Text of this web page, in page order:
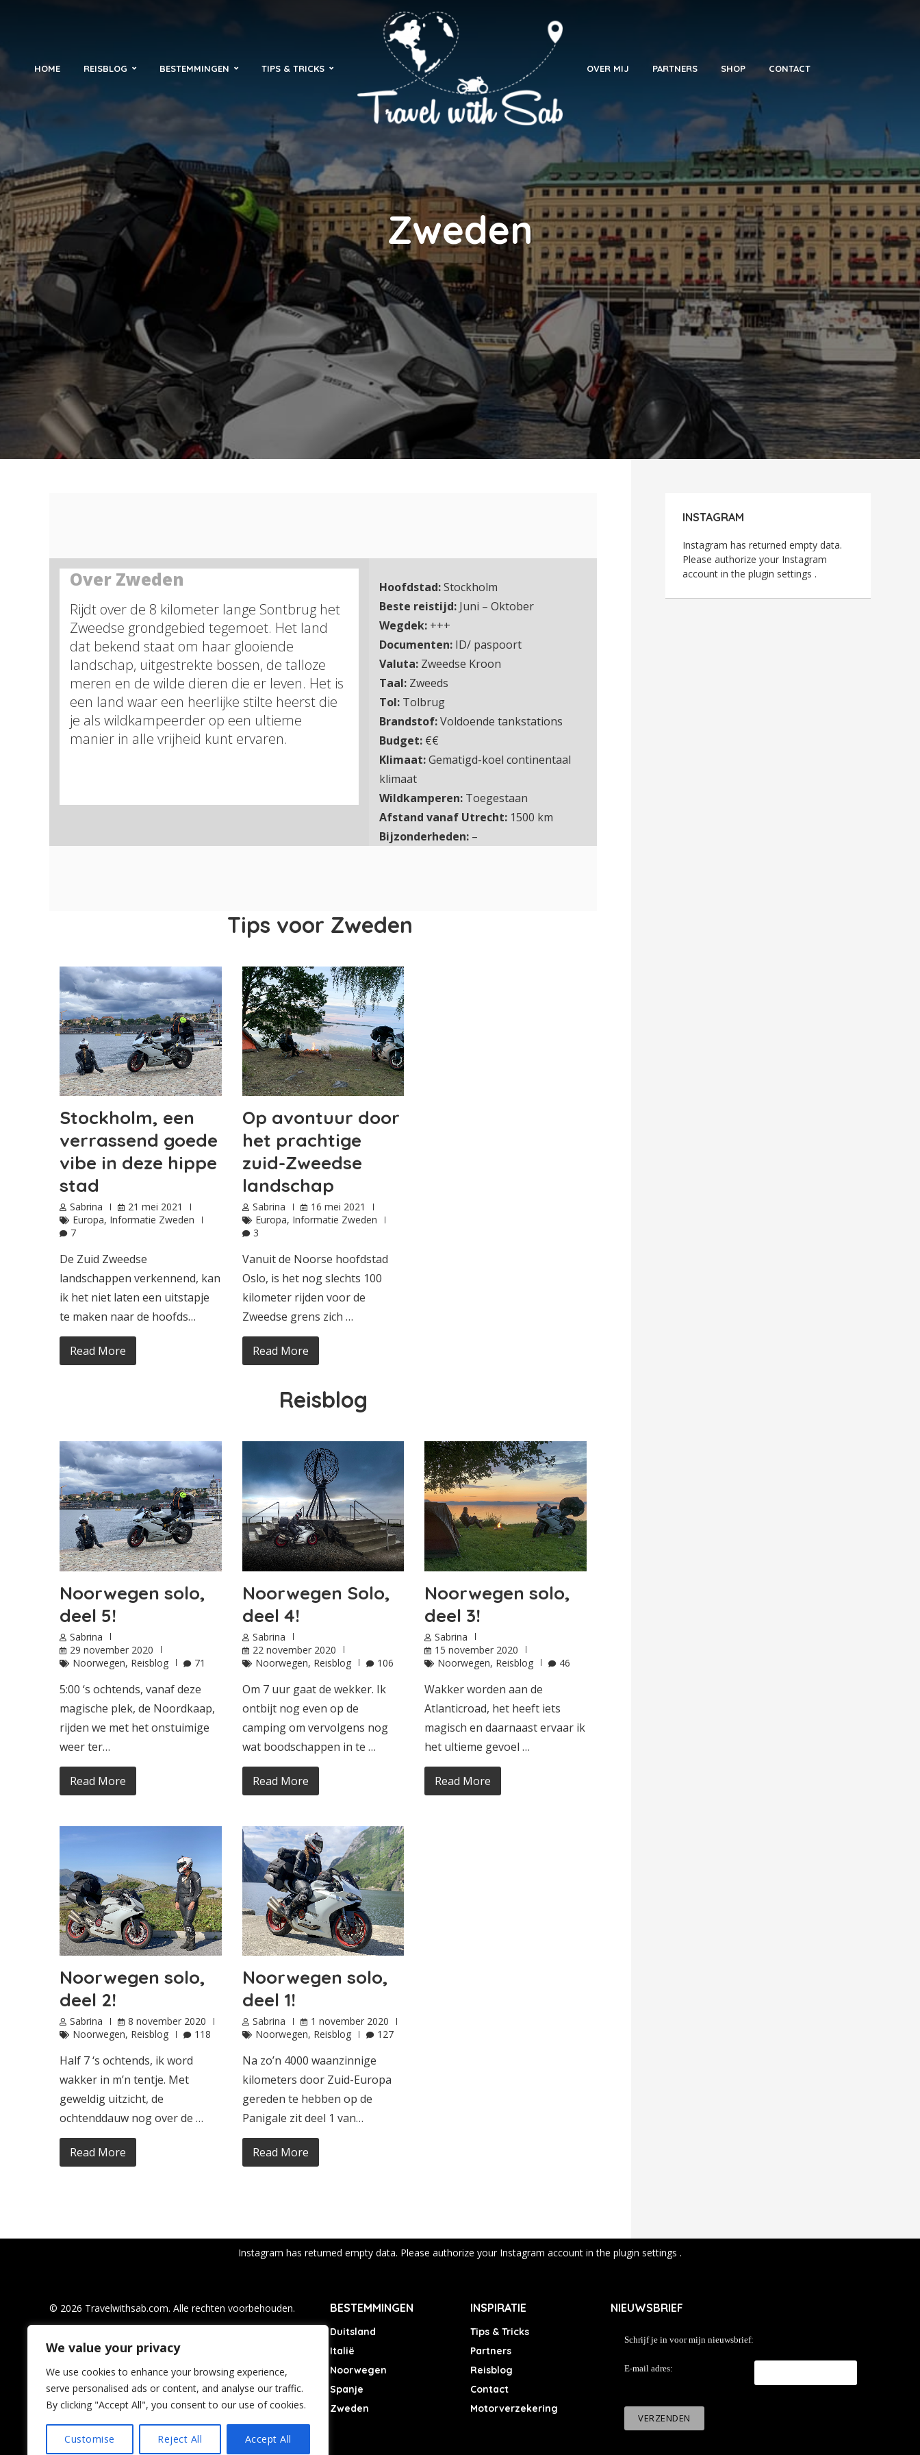
We value your privacy
We use cookies to enhance your browsing experience,
serve personalised ads or content, and analyse our traffic.
By clicking "Accept All", you consent to our use of cookies.
Customise Reject All Accept All
HOME REISBLOG BESTEMMINGEN TIPS & TRICKS OVER MIJ PARTNERS SHOP CONTACT
Zweden
Over Zweden
Rijdt over de 8 kilometer lange Sontbrug het
Zweedse grondgebied tegemoet. Het land
dat bekend staat om haar glooiende
landschap, uitgestrekte bossen, de talloze
meren en de wilde dieren die er leven. Het is
een land waar een heerlijke stilte heerst die
je als wildkampeerder op een ultieme
manier in alle vrijheid kunt ervaren.
Hoofdstad:Stockholm
Beste reistijd: Juni – Oktober
Wegdek:+++
Documenten: ID/ paspoort
Valuta:Zweedse Kroon
Taal:Zweeds
Tol:Tolbrug
Brandstof:Voldoende tankstations
Budget:€€
Klimaat:Gematigd-koel continentaal
klimaat
Wildkamperen: Toegestaan
Afstand vanaf Utrecht: 1500 km
Bijzonderheden:–
Tips voor Zweden
Stockholm, een
verrassend goede
vibe in deze hippe
stad
Sabrina
21 mei 2021
Europa, Informatie Zweden
7
De Zuid Zweedse
landschappen verkennend, kan
ik het niet laten een uitstapje
te maken naar de hoofds…
Read More
Op avontuur door
het prachtige
zuid-Zweedse
landschap
Sabrina
16 mei 2021
Europa, Informatie Zweden
3
Vanuit de Noorse hoofdstad
Oslo, is het nog slechts 100
kilometer rijden voor de
Zweedse grens zich …
Read More
Reisblog
Noorwegen solo,
deel 5!
Sabrina
29 november 2020
Noorwegen, Reisblog 71
5:00 ‘s ochtends, vanaf deze
magische plek, de Noordkaap,
rijden we met het onstuimige
weer ter…
Read More
Noorwegen Solo,
deel 4!
Sabrina
22 november 2020
Noorwegen, Reisblog 106
Om 7 uur gaat de wekker. Ik
ontbijt nog even op de
camping om vervolgens nog
wat boodschappen in te …
Read More
Noorwegen solo,
deel 3!
Sabrina
15 november 2020
Noorwegen, Reisblog 46
Wakker worden aan de
Atlanticroad, het heeft iets
magisch en daarnaast ervaar ik
het ultieme gevoel …
Read More
Noorwegen solo,
deel 2!
Sabrina
8 november 2020
Noorwegen, Reisblog 118
Half 7 ‘s ochtends, ik word
wakker in m’n tentje. Met
geweldig uitzicht, de
ochtenddauw nog over de …
Read More
Noorwegen solo,
deel 1!
Sabrina
1 november 2020
Noorwegen, Reisblog 127
Na zo’n 4000 waanzinnige
kilometers door Zuid-Europa
gereden te hebben op de
Panigale zit deel 1 van…
Read More
INSTAGRAM
Instagram has returned empty data.
Please authorize your Instagram
account in the plugin settings .
Instagram has returned empty data. Please authorize your Instagram account in the plugin settings .
© 2026 Travelwithsab.com. Alle rechten voorbehouden. BESTEMMINGEN
Duitsland
Italië
Noorwegen
Spanje
Zweden
INSPIRATIE
Tips & Tricks
Partners
Reisblog
Contact
Motorverzekering
NIEUWSBRIEF
Schrijf je in voor mijn nieuwsbrief:
E-mail adres: